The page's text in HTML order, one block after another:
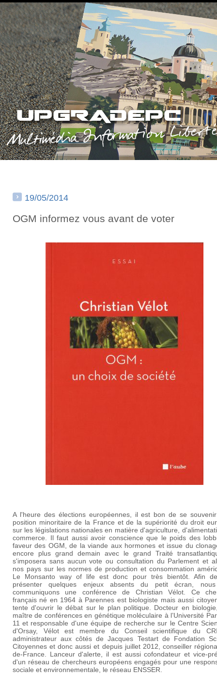
19/05/2014
OGM informez vous avant de voter
A l'heure des élections européennes, il est bon de se
position minoritaire de la France et de la supériorité du droit
sur les législations nationales en matière d'agriculture,
commerce. Il faut aussi avoir conscience que le poids des
faveur des OGM, de la viande aux hormones et issue du
encore plus grand demain avec le grand Traité
s'imposera sans aucun vote ou consultation du Parlement et
nos pays sur les normes de production et consommation
Le Monsanto way of life est donc pour très bientôt. Afin
présenter quelques enjeux absents du petit écran,
communiquons une conférence de Christian Vélot. Ce
français né en 1964 à Parennes est biologiste mais aussi
tente d'ouvrir le débat sur le plan politique. Docteur en
maître de conférences en génétique moléculaire à l’Université
11 et responsable d'une équipe de recherche sur le Centre
d'Orsay, Vélot est membre du Conseil scientifique du
administrateur aux côtés de Jacques Testart de Fondation
Citoyennes et donc aussi et depuisjuillet 2012, conseiller
de-France. Lanceur d'alerte, il est aussi cofondateur et vice-
d'un réseau de chercheurs européens engagés pour une
sociale et environnementale, le réseau ENSSER